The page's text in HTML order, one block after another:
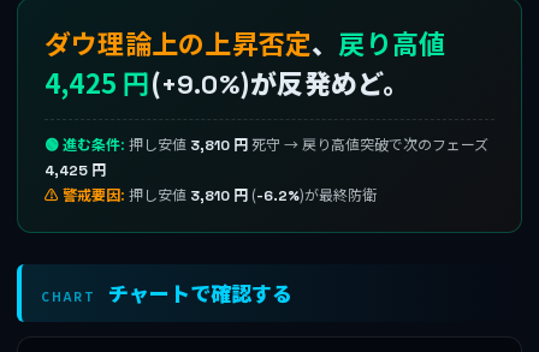
ダウ理論上の上昇否定、 戻り高値
4,425 円(+9.0%)が反発めど。
🟢 進む条件: 押し安値 3,810 円 死守 → 戻り高値突破で次のフェーズ
4,425 円
⚠ 警戒要因: 押し安値 3,810 円 (-6.2%)が最終防衛
CHART チャートで確認する